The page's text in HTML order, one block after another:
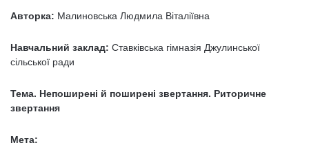
Авторка: Малиновська Людмила Віталіївна
Навчальний заклад: Ставківська гімназія Джулинської
сільської ради
Тема. Непоширені й поширені звертання. Риторичне
звертання
Мета: